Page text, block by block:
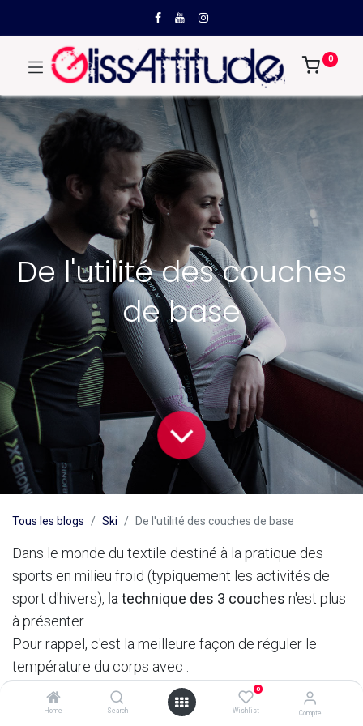
Home Search
0
Wishlist Compte
0
De l'utilité des couches
de base
Tous les blogs Ski De l'utilité des couches de base
Dans le monde du textile destiné à la pratique des
sports en milieu froid (typiquement les activités de
sport d'hivers), la technique des 3 couches n'est plus
à présenter.
Pour rappel, c'est la meilleure façon de réguler le
température du corps avec :
- une couche de base contre la peau qui isole la peau
de l'humidité